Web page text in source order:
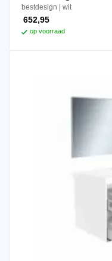
bestdesign wit
652,95
op voorraad